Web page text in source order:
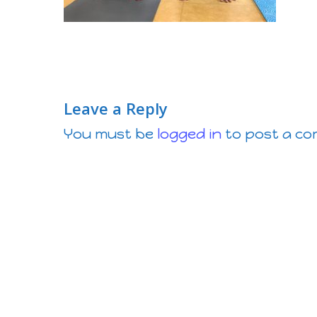
Leave a Reply
You must be logged in to post a